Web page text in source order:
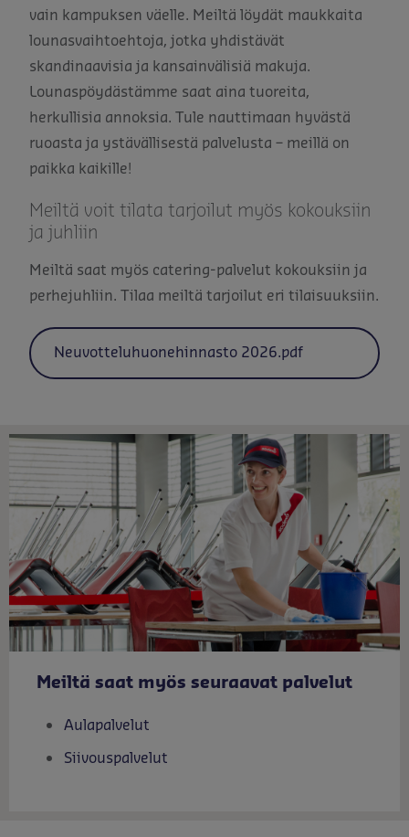
vain kampuksen väelle. Meiltä löydät maukkaita
lounasvaihtoehtoja, jotka yhdistävät
skandinaavisia ja kansainvälisiä makuja.
Lounaspöydästämme saat aina tuoreita,
herkullisia annoksia. Tule nauttimaan hyvästä
ruoasta ja ystävällisestä palvelusta – meillä on
paikka kaikille!
Meiltä voit tilata tarjoilut myös kokouksiin
ja juhliin
Meiltä saat myös catering-palvelut kokouksiin ja
perhejuhliin. Tilaa meiltä tarjoilut eri tilaisuuksiin.
Neuvotteluhuonehinnasto 2026.pdf
Meiltä saat myös seuraavat palvelut
Aulapalvelut
Siivouspalvelut